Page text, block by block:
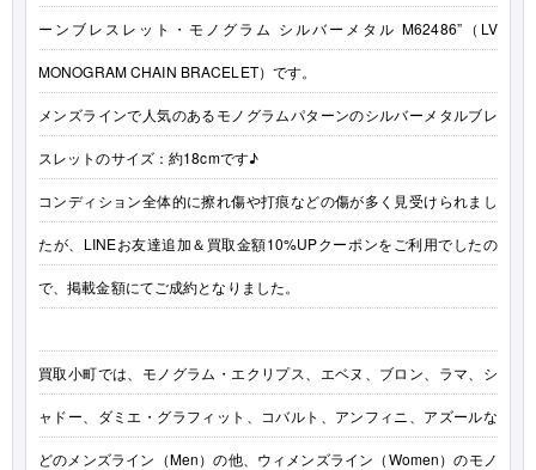
ーンブレスレット・モノグラム シルバーメタル M62486”（LV
MONOGRAM CHAIN BRACELET）です。
メンズラインで人気のあるモノグラムパターンのシルバーメタルブレ
スレットのサイズ：約18cmです♪
コンディション全体的に擦れ傷や打痕などの傷が多く見受けられまし
たが、LINEお友達追加＆買取金額10%UPクーポンをご利用でしたの
で、掲載金額にてご成約となりました。
買取小町では、モノグラム・エクリプス、エベヌ、ブロン、ラマ、シ
ャドー、ダミエ・グラフィット、コバルト、アンフィニ、アズールな
どのメンズライン（Men）の他、ウィメンズライン（Women）のモノ